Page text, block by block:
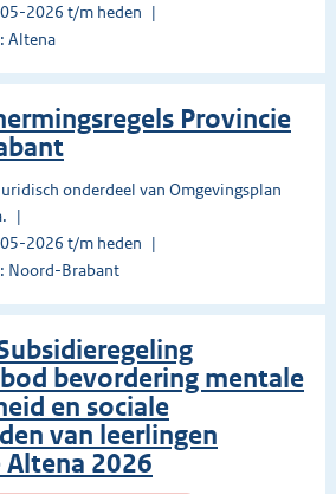
2026 t/m heden
Altena
Provincie
onderdeel van Omgevingsplan
2026 t/m heden
Noord-Brabant
bevordering mentale
en sociale
van leerlingen
2026